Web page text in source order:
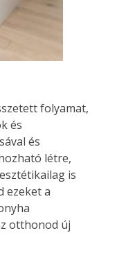
folyamat,
és
és
létre,
is
ezeket a
otthonod új